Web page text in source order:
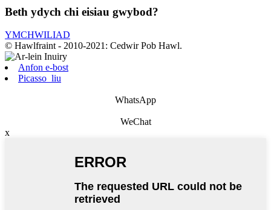
Beth ydych chi eisiau gwybod?
YMCHWILIAD
© Hawlfraint - 2010-2021: Cedwir Pob Hawl.
Anfon e-bost
Picasso_liu
WhatsApp
WeChat
x